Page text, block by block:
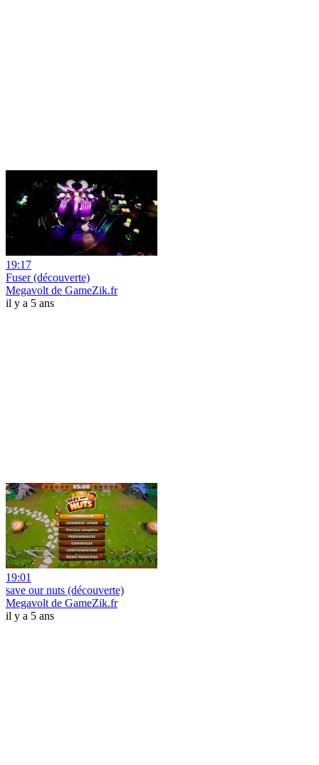
19:17
Fuser (découverte)
Megavolt de GameZik.fr
il y a 5 ans
19:01
save our nuts (découverte)
Megavolt de GameZik.fr
il y a 5 ans